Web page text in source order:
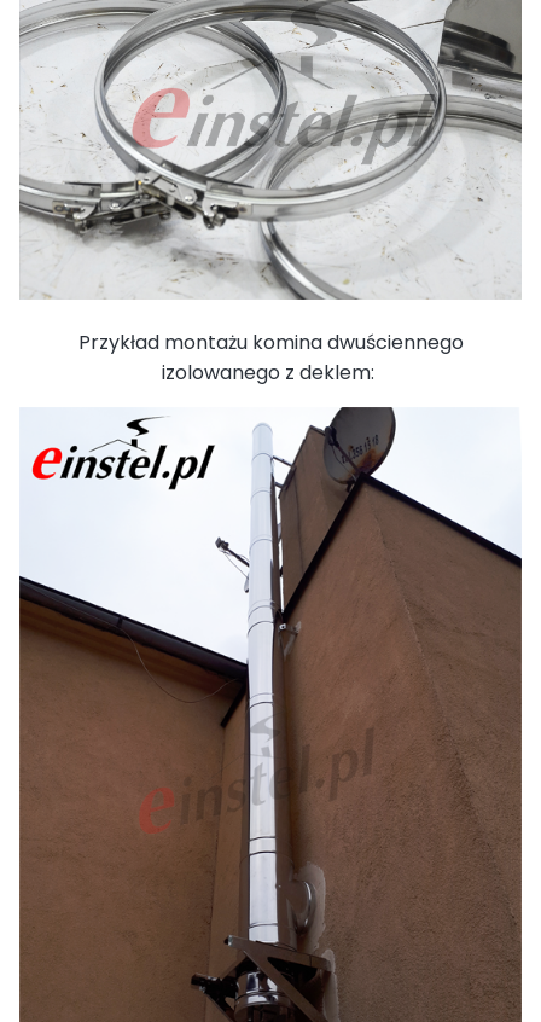
Przykład montażu komina dwuściennego
izolowanego z deklem: